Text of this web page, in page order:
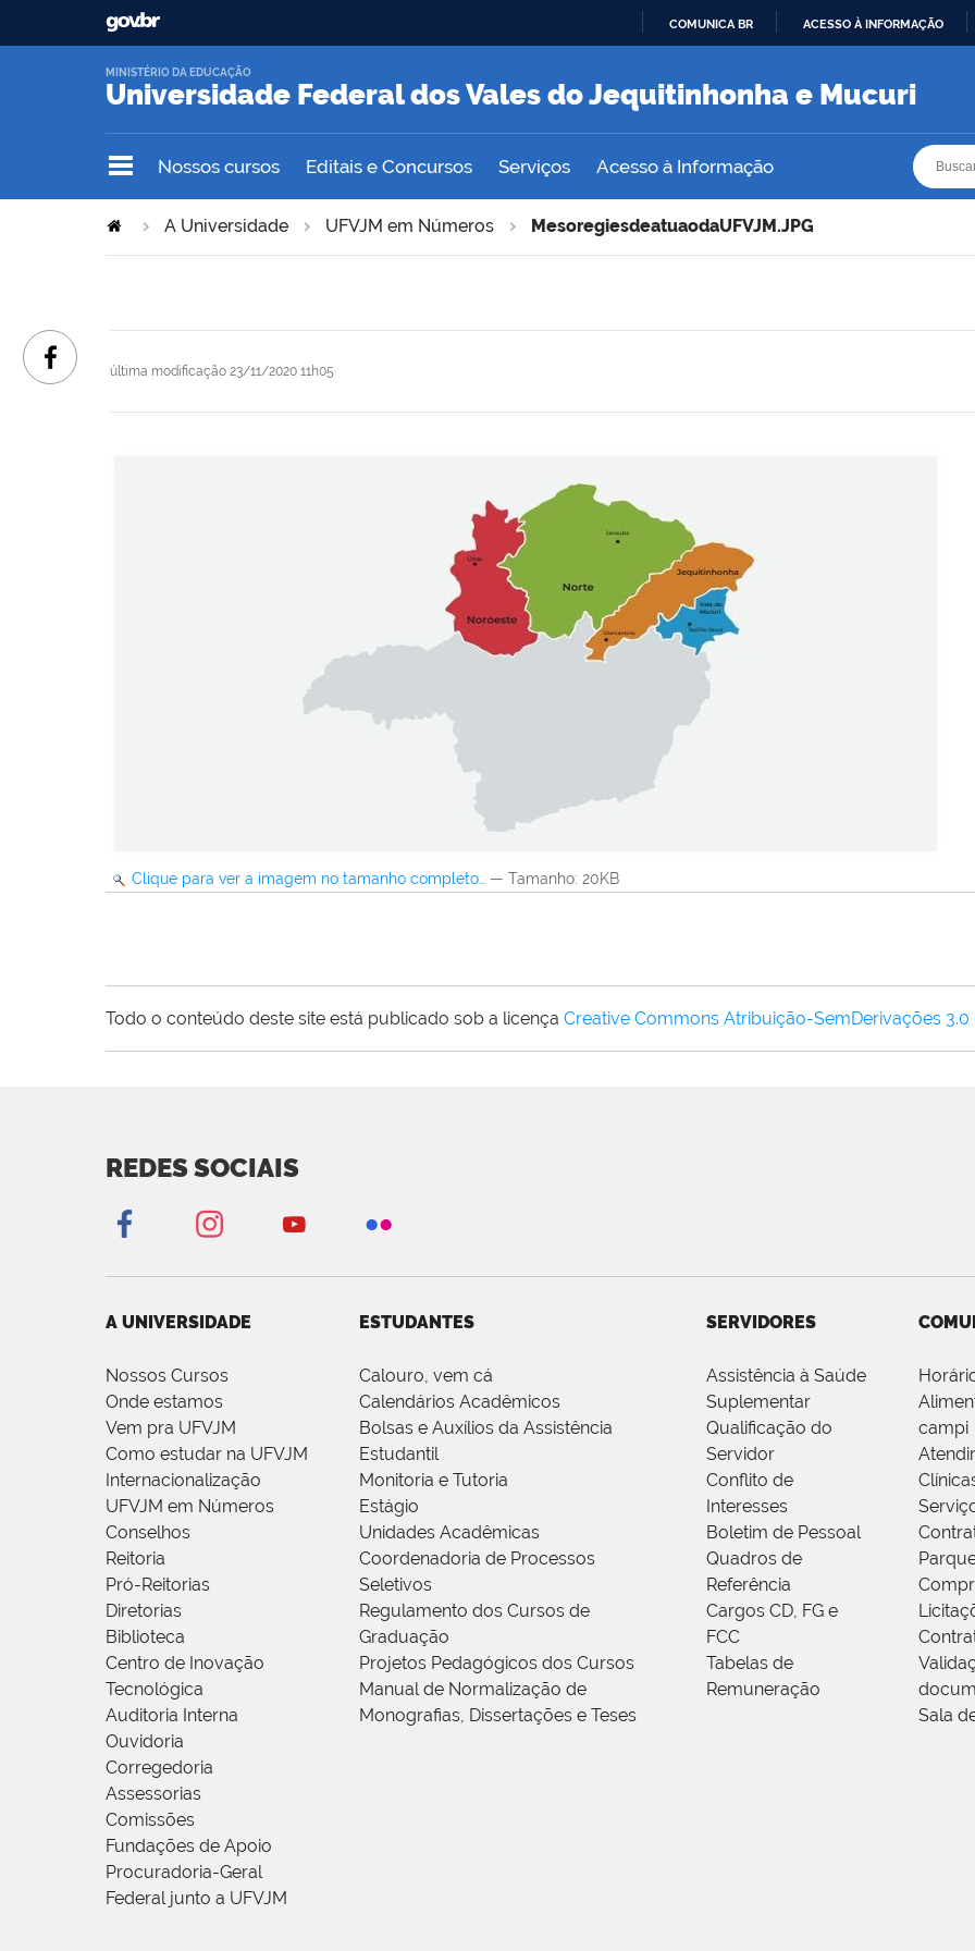
O
COMUNICA BR ACESSO À INFORMAÇÃO
Universidade Federal dos Vales do Jequitinhonha e Mucuri
MINISTÉRIO DA EDUCAÇÃO
Nossos cursos Editais e Concursos Serviços Acesso à Informação
A Universidade UFVJM em Números MesoregiesdeatuaodaUFVJM.JPG
última modificação 23/11/2020 11h05
Clique para ver a imagem no tamanho completo… — Tamanho: 20KB
Todo o conteúdo deste site está publicado sob a licença Creative Commons Atribuição-SemDerivações
REDES SOCIAIS
A UNIVERSIDADE
Nossos Cursos
Onde estamos
Vem pra UFVJM
Como estudar na UFVJM
Internacionalização
UFVJM em Números
Conselhos
Reitoria
Pró-Reitorias
Diretorias
Biblioteca
Centro de Inovação
Tecnológica
Auditoria Interna
Ouvidoria
Corregedoria
Assessorias
Comissões
Fundações de Apoio
Procuradoria-Geral
Federal junto a UFVJM
ESTUDANTES
Calouro, vem cá
Calendários Acadêmicos
Bolsas e Auxílios da Assistência
Estudantil
Monitoria e Tutoria
Estágio
Unidades Acadêmicas
Coordenadoria de Processos
Seletivos
Regulamento dos Cursos de
Graduação
Projetos Pedagógicos dos Cursos
Manual de Normalização de
Monografias, Dissertações e Teses
SERVIDORES
Assistência à Saúde
Suplementar
Qualificação do
Servidor
Conflito de
Interesses
Boletim de Pessoal
Quadros de
Referência
Cargos CD, FG e
FCC
Tabelas de
Remuneração
campi
Sala